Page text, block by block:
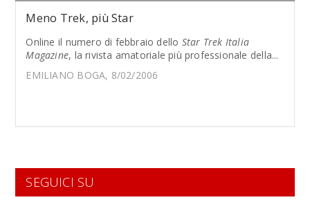
Meno Trek, più Star
Online il numero di febbraio dello Star Trek Italia
Magazine, la rivista amatoriale più professionale della...
EMILIANO BOGA, 8/02/2006
SEGUICI SU